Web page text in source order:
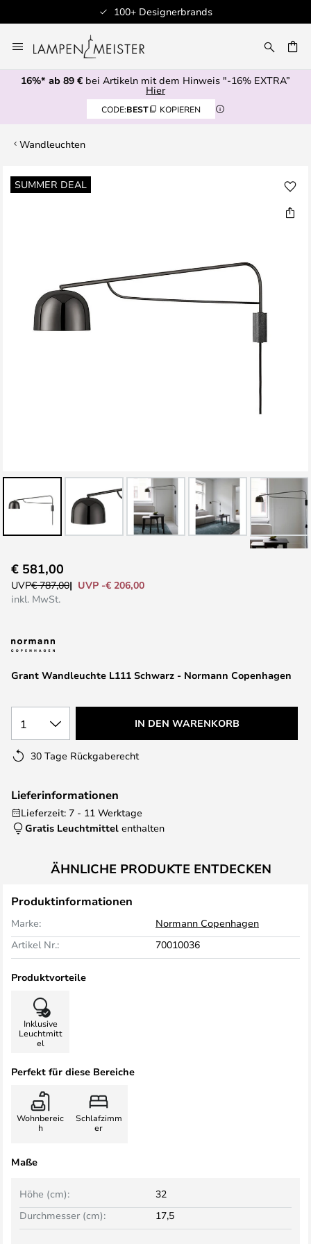
100+ Designerbrands
Inhalt
springen
16%* ab 89 € bei Artikeln mit dem Hinweis "-16% EXTRA”
Hier
CODE:BEST KOPIEREN
Wandleuchten
SUMMER DEAL
Zum
Ende
Anfang
der
Grant Wandleuchte L111 Schwarz - Normann Copenhagen
€ 581,00
UVP€ 787,00
UVP -€ 206,00
inkl. MwSt.
1 IN DEN WARENKORB
30 Tage Rückgaberecht
Lieferinformationen
Lieferzeit: 7 - 11 Werktage
Gratis Leuchtmittel enthalten
ÄHNLICHE PRODUKTE ENTDECKEN
Produktinformationen
Marke:
Normann Copenhagen
Artikel Nr.:
70010036
Produktvorteile
Inklusive
Leuchtmitt
el
Perfekt für diese Bereiche
Wohnbereic
h
Schlafzimm
er
Maße
Höhe (cm):
32
Durchmesser (cm):
17,5